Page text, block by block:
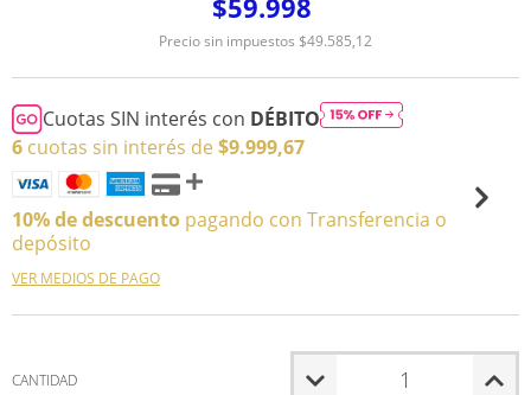
$59.998
Precio sin impuestos $49.585,12
Cuotas SIN interés con DÉBITO
6 cuotas sin interés de $9.999,67
10% de descuento pagando con Transferencia o
depósito
VER MEDIOS DE PAGO
CANTIDAD